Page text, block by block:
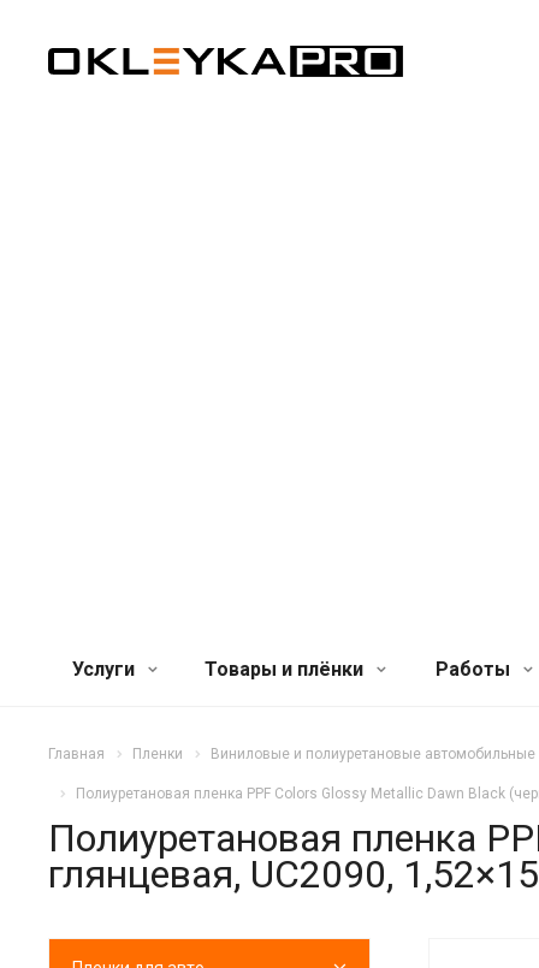
Услуги Товары и плёнки Работы
Главная Пленки Виниловые и полиуретановые автомобильные
Полиуретановая пленка PPF Colors Glossy Metallic Dawn Black
Полиуретановая пленка
глянцевая, UC2090,